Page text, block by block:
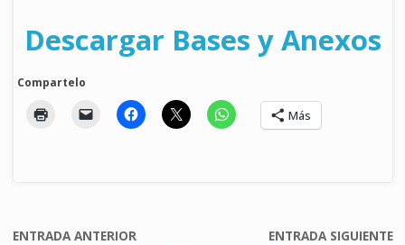
Descargar Bases y Anexos
Compartelo
Más
ENTRADA ANTERIOR ENTRADA SIGUIENTE